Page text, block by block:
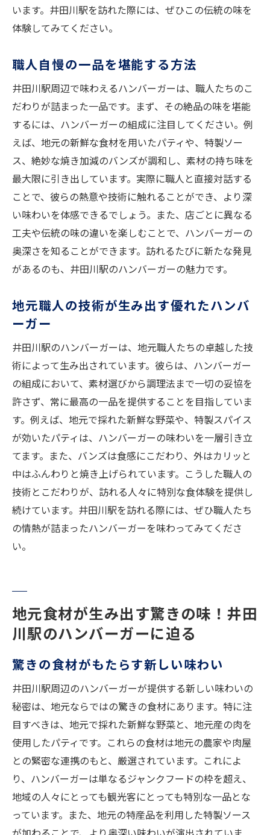
います。井田川駅を訪れた際には、ぜひこの伝統の味を
体験してみてください。
職人自慢の一品を堪能する方法
井田川駅周辺で味わえるハンバーガーは、職人たちのこ
だわりが詰まった一品です。まず、その絶品の味を堪能
するには、ハンバーガーの組成に注目してください。例
えば、地元の新鮮な食材を用いたパティや、特製ソー
ス、絶妙な焼き加減のバンズが調和し、素材の持ち味を
最大限に引き出しています。実際に職人と直接対話する
ことで、彼らの熱意や技術に触れることができ、より深
い味わいを体感できるでしょう。また、店ごとに異なる
工夫や伝統の味の違いを楽しむことで、ハンバーガーの
奥深さを知ることができます。訪れるたびに新たな発見
があるのも、井田川駅のハンバーガーの魅力です。
地元職人の技術が生み出す優れたハンバ
ーガー
井田川駅のハンバーガーは、地元職人たちの卓越した技
術によって生み出されています。彼らは、ハンバーガー
の組成において、素材選びから調理法まで一切の妥協を
許さず、常に最高の一品を提供することを目指していま
す。例えば、地元で採れた新鮮な野菜や、特製スパイス
が効いたパティは、ハンバーガーの味わいを一層引き立
てます。また、バンズは食感にこだわり、外はカリッと
中はふんわりと焼き上げられています。こうした職人の
技術とこだわりが、訪れる人々に特別な食体験を提供し
続けています。井田川駅を訪れる際には、ぜひ職人たち
の情熱が詰まったハンバーガーを味わってみてくださ
い。
地元食材が生み出す驚きの味！井田
川駅のハンバーガーに迫る
驚きの食材がもたらす新しい味わい
井田川駅周辺のハンバーガーが提供する新しい味わいの
秘密は、地元ならではの驚きの食材にあります。特に注
目すべきは、地元で採れた新鮮な野菜と、地元産の肉を
使用したパティです。これらの食材は地元の農家や肉屋
との緊密な連携のもと、厳選されています。これによ
り、ハンバーガーは単なるジャンクフードの枠を超え、
地域の人々にとっても観光客にとっても特別な一品とな
っています。また、地元の特産品を利用した特製ソース